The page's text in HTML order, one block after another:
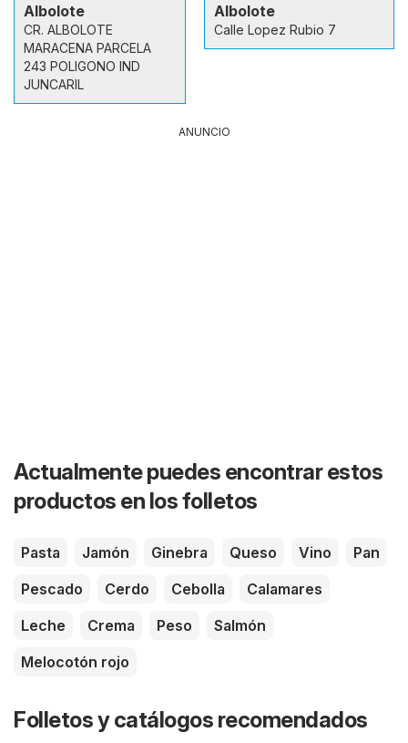
Albolote
CR. ALBOLOTE
MARACENA PARCELA
243 POLIGONO IND
JUNCARIL
Albolote
Calle Lopez Rubio 7
ANUNCIO
Actualmente puedes encontrar estos
productos en los folletos
Pasta Jamón Ginebra Queso Vino
Pan
Pescado
Cerdo Cebolla
Calamares
Leche
Crema Peso
Salmón
Melocotón rojo
Folletos y catálogos recomendados